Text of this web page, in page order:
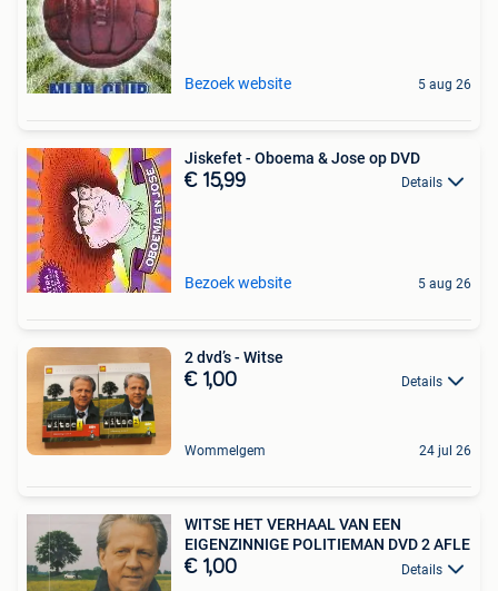
Bezoek website 5 aug 26
Jiskefet - Oboema & Jose op DVD
€ 15,99 Details
Bezoek website 5 aug 26
2 dvd’s - Witse
€ 1,00 Details
Wommelgem 24 jul 26
WITSE HET VERHAAL VAN EEN
EIGENZINNIGE POLITIEMAN DVD 2 AFLE
€ 1,00 Details